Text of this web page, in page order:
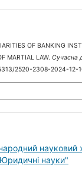
OF BANKING
MARTIAL LAW. Сучасна
2520-2308-2024-12-
науковий
науки"